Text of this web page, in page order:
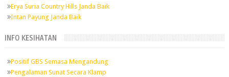
Erya Suria Country Hills Janda Baik
Intan Payung Janda Baik
INFO KESIHATAN
Positif GBS Semasa Mengandung
Pengalaman Sunat Secara Klamp